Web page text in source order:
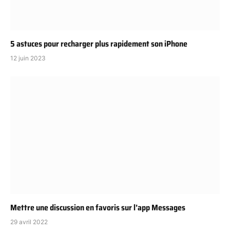
5 astuces pour recharger plus rapidement son iPhone
12 juin 2023
Mettre une discussion en favoris sur l’app Messages
29 avril 2022